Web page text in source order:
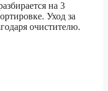
на 3
Уход за
очистителю.